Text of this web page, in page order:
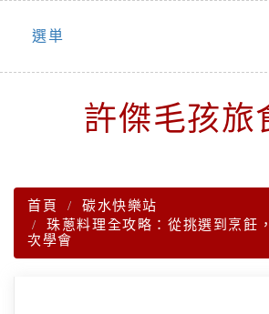
Skip
選単
許傑毛孩旅
首頁
碳水快樂站
珠蔥料理全攻略：從挑選到烹飪
次學會